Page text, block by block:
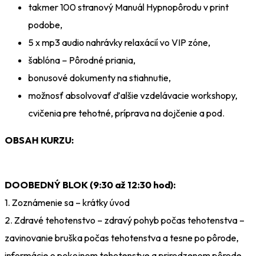
takmer 100 stranový Manuál Hypnopôrodu v print
podobe,
5 x mp3 audio nahrávky relaxácií vo VIP zóne,
šablóna – Pôrodné priania,
bonusové dokumenty na stiahnutie,
možnosť absolvovať ďalšie vzdelávacie workshopy,
cvičenia pre tehotné, príprava na dojčenie a pod.
OBSAH KURZU:
DOOBEDNÝ BLOK (9:30 až 12:30 hod):
1. Zoznámenie sa – krátky úvod
2. Zdravé tehotenstvo – zdravý pohyb počas tehotenstva –
zavinovanie bruška počas tehotenstva a tesne po pôrode,